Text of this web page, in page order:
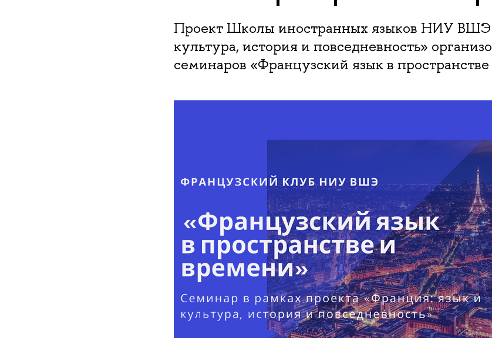
Проект Школы иностранных языков НИУ ВШЭ
культура, история и повседневность»
семинаров «Французский язык в